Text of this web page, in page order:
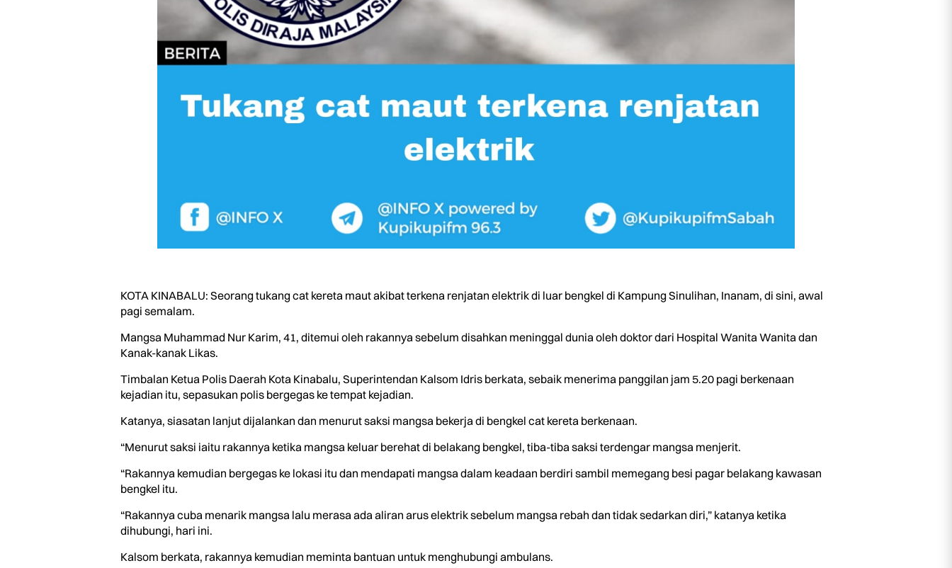
KOTA KINABALU: Seorang tukang cat kereta maut akibat terkena renjatan elektrik di luar bengkel di Kampung Sinulihan, Inanam, di sini, awal
pagi semalam.
Mangsa Muhammad Nur Karim, 41, ditemui oleh rakannya sebelum disahkan meninggal dunia oleh doktor dari Hospital Wanita Wanita dan
Kanak-kanak Likas.
Timbalan Ketua Polis Daerah Kota Kinabalu, Superintendan Kalsom Idris berkata, sebaik menerima panggilan jam 5.20 pagi berkenaan
kejadian itu, sepasukan polis bergegas ke tempat kejadian.
Katanya, siasatan lanjut dijalankan dan menurut saksi mangsa bekerja di bengkel cat kereta berkenaan.
“Menurut saksi iaitu rakannya ketika mangsa keluar berehat di belakang bengkel, tiba-tiba saksi terdengar mangsa menjerit.
“Rakannya kemudian bergegas ke lokasi itu dan mendapati mangsa dalam keadaan berdiri sambil memegang besi pagar belakang kawasan
bengkel itu.
“Rakannya cuba menarik mangsa lalu merasa ada aliran arus elektrik sebelum mangsa rebah dan tidak sedarkan diri,” katanya ketika
dihubungi, hari ini.
Kalsom berkata, rakannya kemudian meminta bantuan untuk menghubungi ambulans.